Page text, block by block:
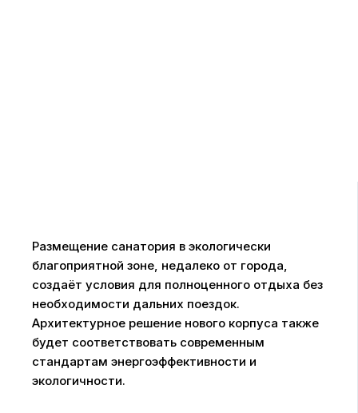
Размещение санатория в экологически
благоприятной зоне, недалеко от города,
создаёт условия для полноценного отдыха без
необходимости дальних поездок.
Архитектурное решение нового корпуса также
будет соответствовать современным
стандартам энергоэффективности и
экологичности.